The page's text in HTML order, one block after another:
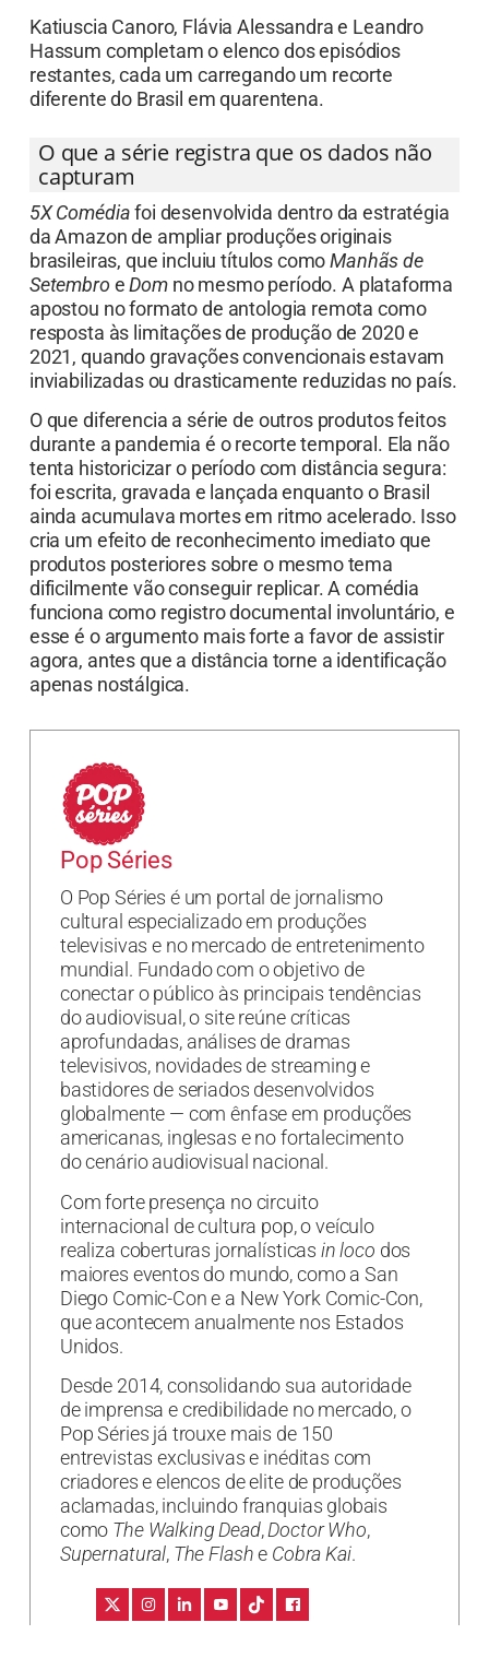
Katiuscia Canoro, Flávia Alessandra e Leandro
Hassum completam o elenco dos episódios
restantes, cada um carregando um recorte
diferente do Brasil em quarentena.
O que a série registra que os dados não
capturam
5X Comédiafoi desenvolvida dentro da estratégia
da Amazon de ampliar produções originais
brasileiras, que incluiu títulos comoManhãs de
SetembroeDomno mesmo período. A plataforma
apostou no formato de antologia remota como
resposta às limitações de produção de 2020 e
2021, quando gravações convencionais estavam
inviabilizadas ou drasticamente reduzidas no país.
O que diferencia a série de outros produtos feitos
durante a pandemia é o recorte temporal. Ela não
tenta historicizar o período com distância segura:
foi escrita, gravada e lançada enquanto o Brasil
ainda acumulava mortes em ritmo acelerado. Isso
cria um efeito de reconhecimento imediato que
produtos posteriores sobre o mesmo tema
dificilmente vão conseguir replicar. A comédia
funciona como registro documental involuntário, e
esse é o argumento mais forte a favor de assistir
agora, antes que a distância torne a identificação
apenas nostálgica.
Pop Séries
O Pop Séries é um portal de jornalismo
cultural especializado em produções
televisivas e no mercado de entretenimento
mundial. Fundado com o objetivo de
conectar o público às principais tendências
do audiovisual, o site reúne críticas
aprofundadas, análises de dramas
televisivos, novidades de streaming e
bastidores de seriados desenvolvidos
globalmente — com ênfase em produções
americanas, inglesas e no fortalecimento
do cenário audiovisual nacional.
Com forte presença no circuito
internacional de cultura pop, o veículo
realiza coberturas jornalísticas in loco dos
maiores eventos do mundo, como a San
Diego Comic-Con e a New York Comic-Con,
que acontecem anualmente nos Estados
Unidos.
Desde 2014, consolidando sua autoridade
de imprensa e credibilidade no mercado, o
Pop Séries já trouxe mais de 150
entrevistas exclusivas e inéditas com
criadores e elencos de elite de produções
aclamadas, incluindo franquias globais
como The Walking Dead,Doctor Who,
Supernatural, The Flashe Cobra Kai.